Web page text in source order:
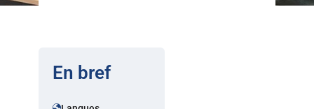
En bref